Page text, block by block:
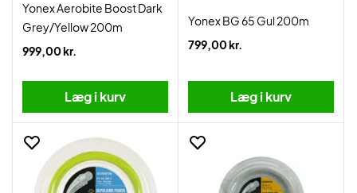
Yonex Aerobite Boost Dark
Grey/Yellow 200m
999,00 kr.
Læg i kurv
Yonex BG 65 Gul 200m
799,00 kr.
Læg i kurv